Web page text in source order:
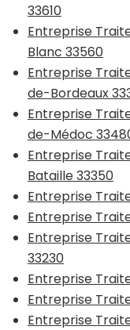
33610
Entreprise
Blanc 33560
Entreprise
de-Bordeaux
Entreprise
de-Médoc
Entreprise
Bataille 33350
Entreprise
Entreprise
Entreprise
33230
Entreprise
Entreprise
Entreprise